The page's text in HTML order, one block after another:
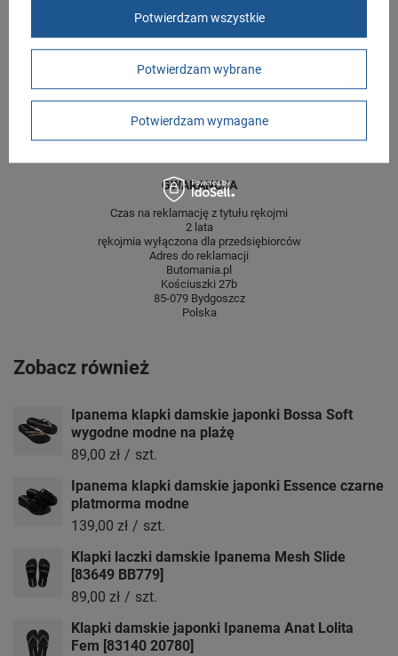
Długość towaru w
centymetrach
Więcej
30
Szerokość towaru w
centymetrach
Więcej
20
Wysokość towaru w
12
GWARANCJA
Czas na reklamację z tytułu rękojmi
2 lata
rękojmia wyłączona dla przedsiębiorców
Adres do reklamacji
Butomania.pl
Kościuszki 27b
85-079 Bydgoszcz
Polska
Zobacz również
Ipanema klapki damskie japonki Bossa Soft
wygodne modne na plażę
89,00 zł / szt.
Ipanema klapki damskie japonki Essence czarne
platmorma modne
139,00 zł / szt.
Klapki laczki damskie Ipanema Mesh Slide
[83649 BB779]
89,00 zł / szt.
Klapki damskie japonki Ipanema Anat Lolita
Fem [83140 20780]
Potwierdzam wybrane
Potwierdzam wymagane
Potwierdzam wszystkie